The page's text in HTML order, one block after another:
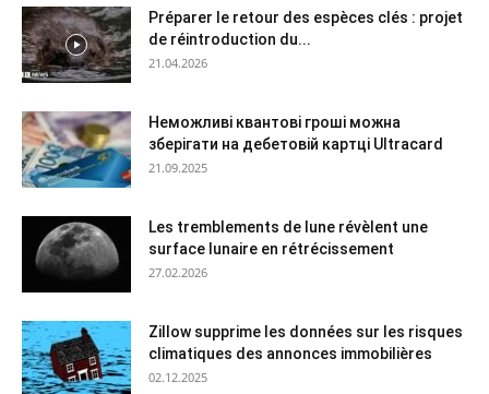
Préparer le retour des espèces clés : projet
de réintroduction du...
21.04.2026
Неможливі квантові гроші можна
зберігати на дебетовій картці Ultracard
21.09.2025
Les tremblements de lune révèlent une
surface lunaire en rétrécissement
27.02.2026
Zillow supprime les données sur les risques
climatiques des annonces immobilières
02.12.2025